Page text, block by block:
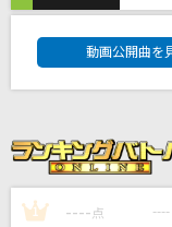
back number
Kiss Plan
Lemon
動画公開曲を
1 ---- 点 ----